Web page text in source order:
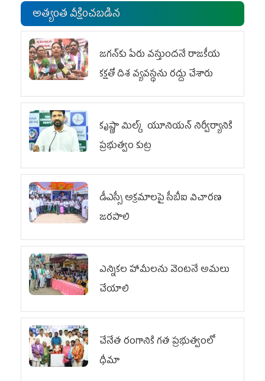
అత్యంత వీక్షించబడిన
జగన్‌కు పేరు వస్తుందనే రాజకీయ
కక్షతో దిశ వ్య‌వ‌స్థ‌ను రద్దు చేశారు
కృష్ణా మిల్క్‌ యూనియన్‌ నిర్వీర్యానికి
ప్రభుత్వం కుట్ర
డీఎస్సీ అక్రమాలపై సీబీఐ విచారణ
జరపాలి
ఎన్నికల హామీలను వెంటనే అమలు
చేయాలి
చేనేత రంగానికి గత ప్రభుత్వంలో
ధీమా